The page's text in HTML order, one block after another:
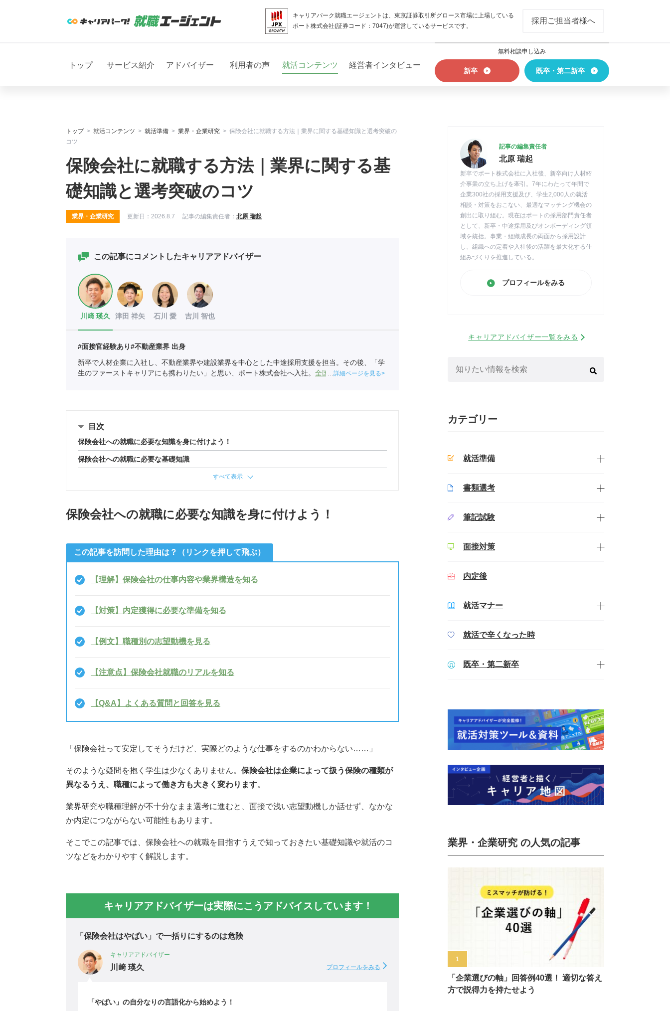
キャリアパーク就職エージェントは、東京証券取引所グロース市場に上場している
ポート株式会社(証券コード：7047)が運営しているサービスです。
採用ご担当者様へ
トップ サービス紹介 アドバイザー 利用者の声 就活コンテンツ 経営者インタビュー
無料相談申し込み
新卒 既卒・第二新卒
トップ 就活コンテンツ 就活準備 業界・企業研究
保険会社に就職する方法｜業界に関する基礎知識と選考突破の
コツ
保険会社に就職する方法｜業界に関する基
礎知識と選考突破のコツ
業界・企業研究 更新日： 2026.8.7 記事の編集責任者： 北原 瑞起
この記事にコメントしたキャリアアドバイザー
川﨑 瑛久 津田 祥矢 石川 愛 吉川 智也
#面接官経験あり#不動産業界 出身
新卒で人材企業に入社し、不動産業界や建設業界を中心とした中途採用支援を担当。その後、「学
生のファーストキャリアにも携わりたい」と思い、ポート株式会社へ入社。 全国民営職業紹介事業
詳細ページを見る
目次
保険会社への就職に必要な知識を身に付けよう！
保険会社への就職に必要な基礎知識
すべて表示
保険会社への就職に必要な知識を身に付けよう！
この記事を訪問した理由は？（リンクを押して飛ぶ）
【理解】保険会社の仕事内容や業界構造を知る
【対策】内定獲得に必要な準備を知る
【例文】職種別の志望動機を見る
【注意点】保険会社就職のリアルを知る
【Q&A】よくある質問と回答を見る
「保険会社って安定してそうだけど、実際どのような仕事をするのかわからない……」
そのような疑問を抱く学生は少なくありません。 保険会社は企業によって扱う保険の種類が
異なるうえ、職種によって働き方も大きく変わります。
業界研究や職種理解が不十分なまま選考に進むと、面接で浅い志望動機しか話せず、なかな
か内定につながらない可能性もあります。
そこでこの記事では、保険会社への就職を目指すうえで知っておきたい基礎知識や就活のコ
ツなどをわかりやすく解説します。
キャリアアドバイザーは実際にこうアドバイスしています！
「保険会社はやばい」で一括りにするのは危険
キャリアアドバイザー
川﨑 瑛久 プロフィールをみる
「やばい」の自分なりの言語化から始めよう！
記事の編集責任者
北原 瑞起
新卒でポート株式会社に入社後、新卒向け人材紹
介事業の立ち上げを牽引。7年にわたって年間で
企業300社の採用支援及び、学生2,000人の就活
相談・対策をおこない、最適なマッチング機会の
創出に取り組む。現在はポートの採用部門責任者
として、新卒・中途採用及びオンボーディング領
域を統括。事業・組織成長の両面から採用設計
し、組織への定着や入社後の活躍を最大化する仕
組みづくりを推進している。
プロフィールをみる
キャリアアドバイザー一覧をみる
カテゴリー
就活準備
書類選考
筆記試験
面接対策
内定後
就活マナー
就活で辛くなった時
既卒・第二新卒
業界・企業研究 の人気の記事
「企業選びの軸」回答例40選！ 適切な答え
方で説得力を持たせよう